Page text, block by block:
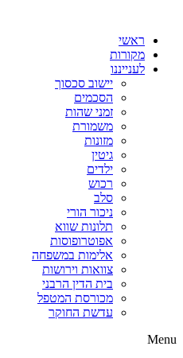
ראשי
מקורות
לענייננו
יישוב סכסוך
הסכמים
זמני שהות
משמורת
מזונות
גיטין
ילדים
רכוש
סלב
ניכור הורי
תלונות שווא
אפוטרופוסות
אלימות במשפחה
צוואות וירושות
בית הדין הרבני
מכורסת המטפל
עדשת החוקר
Menu